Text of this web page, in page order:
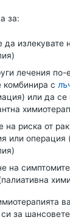
за:
да излекувате
лечения по-
с
или да се
на риска от
или операция
на
си за